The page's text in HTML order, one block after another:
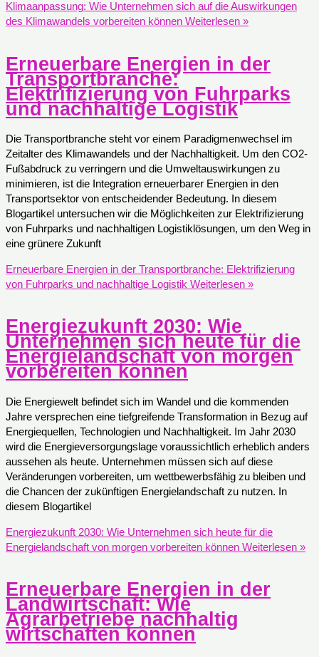
Klimaanpassung: Wie Unternehmen sich auf die Auswirkungen
des Klimawandels vorbereiten können Weiterlesen »
Erneuerbare Energien in der
Transportbranche:
Elektrifizierung von Fuhrparks
und nachhaltige Logistik
Die Transportbranche steht vor einem Paradigmenwechsel im
Zeitalter des Klimawandels und der Nachhaltigkeit. Um den CO2-
Fußabdruck zu verringern und die Umweltauswirkungen zu
minimieren, ist die Integration erneuerbarer Energien in den
Transportsektor von entscheidender Bedeutung. In diesem
Blogartikel untersuchen wir die Möglichkeiten zur Elektrifizierung
von Fuhrparks und nachhaltigen Logistiklösungen, um den Weg in
eine grünere Zukunft
Erneuerbare Energien in der Transportbranche: Elektrifizierung
von Fuhrparks und nachhaltige Logistik Weiterlesen »
Energiezukunft 2030: Wie
Unternehmen sich heute für die
Energielandschaft von morgen
vorbereiten können
Die Energiewelt befindet sich im Wandel und die kommenden
Jahre versprechen eine tiefgreifende Transformation in Bezug auf
Energiequellen, Technologien und Nachhaltigkeit. Im Jahr 2030
wird die Energieversorgungslage voraussichtlich erheblich anders
aussehen als heute. Unternehmen müssen sich auf diese
Veränderungen vorbereiten, um wettbewerbsfähig zu bleiben und
die Chancen der zukünftigen Energielandschaft zu nutzen. In
diesem Blogartikel
Energiezukunft 2030: Wie Unternehmen sich heute für die
Energielandschaft von morgen vorbereiten können Weiterlesen »
Erneuerbare Energien in der
Landwirtschaft: Wie
Agrarbetriebe nachhaltig
wirtschaften können